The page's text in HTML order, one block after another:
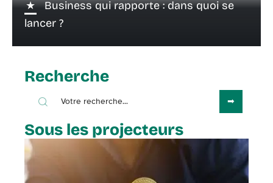
Business qui rapporte : dans quoi se
lancer ?
Recherche
Sous les projecteurs